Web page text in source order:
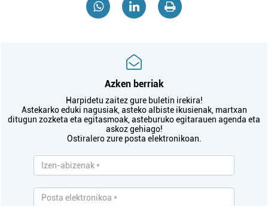
Azken berriak
Harpidetu zaitez gure buletin irekira!
Astekarko eduki nagusiak, asteko albiste ikusienak, martxan
ditugun zozketa eta egitasmoak, asteburuko egitarauen agenda eta
askoz gehiago!
Ostiralero zure posta elektronikoan.